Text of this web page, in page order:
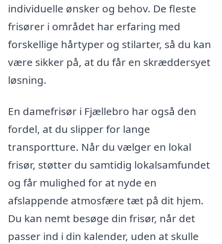
individuelle ønsker og behov. De fleste
frisører i området har erfaring med
forskellige hårtyper og stilarter, så du kan
være sikker på, at du får en skræddersyet
løsning.
En damefrisør i Fjællebro har også den
fordel, at du slipper for lange
transportture. Når du vælger en lokal
frisør, støtter du samtidig lokalsamfundet
og får mulighed for at nyde en
afslappende atmosfære tæt på dit hjem.
Du kan nemt besøge din frisør, når det
passer ind i din kalender, uden at skulle